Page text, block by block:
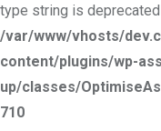
type string is
/var/www/vhosts/
content/plugins/wp-
up/classes/
710